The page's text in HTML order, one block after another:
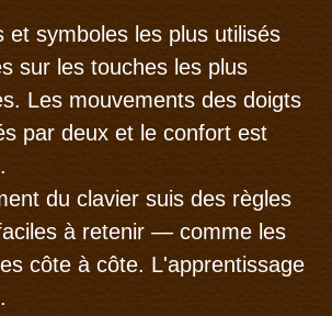
et symboles les plus utilisés
sur les touches les plus
Les mouvements des doigts
par deux et le confort est
du clavier suis des règles
à retenir — comme les
côte à côte. L'apprentissage